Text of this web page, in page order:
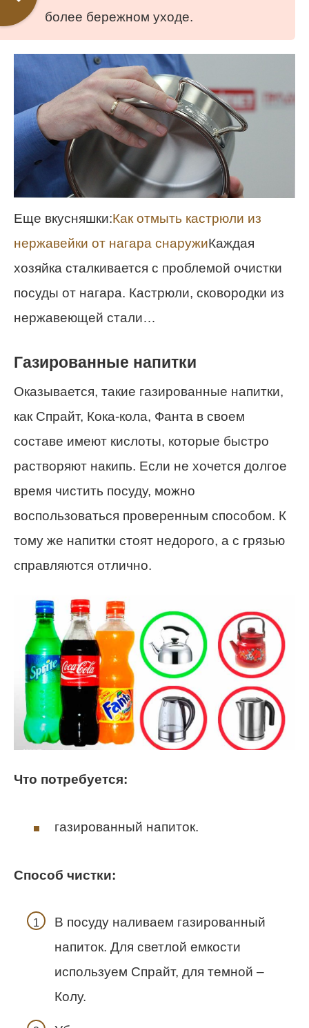
более бережном уходе.
Еще вкусняшки:Как отмыть кастрюли из
нержавейки от нагара снаружиКаждая
хозяйка сталкивается с проблемой очистки
посуды от нагара. Кастрюли, сковородки из
нержавеющей стали…
Газированные напитки
Оказывается, такие газированные напитки,
как Спрайт, Кока-кола, Фанта в своем
составе имеют кислоты, которые быстро
растворяют накипь. Если не хочется долгое
время чистить посуду, можно
воспользоваться проверенным способом. К
тому же напитки стоят недорого, а с грязью
справляются отлично.
Что потребуется:
газированный напиток.
Способ чистки:
В посуду наливаем газированный
напиток. Для светлой емкости
используем Спрайт, для темной –
Колу.